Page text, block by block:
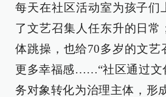
每天在社区活动室为孩子们
了文艺召集人任东升的日常
体跳操，也给70多岁的文艺
更多幸福感……“社区通过文
务对象转化为治理主体，形